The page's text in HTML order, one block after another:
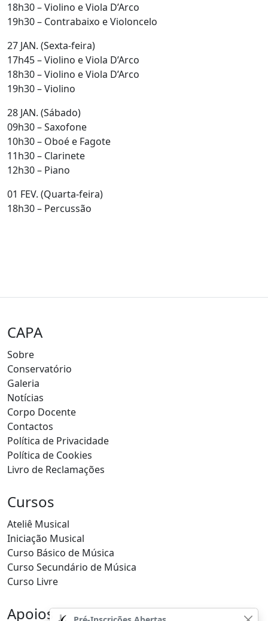
18h30 – Violino e Viola D’Arco
19h30 – Contrabaixo e Violoncelo
27 JAN. (Sexta-feira)
17h45 – Violino e Viola D’Arco
18h30 – Violino e Viola D’Arco
19h30 – Violino
28 JAN. (Sábado)
09h30 – Saxofone
10h30 – Oboé e Fagote
11h30 – Clarinete
12h30 – Piano
01 FEV. (Quarta-feira)
18h30 – Percussão
CAPA
Sobre
Conservatório
Galeria
Notícias
Corpo Docente
Contactos
Política de Privacidade
Política de Cookies
Livro de Reclamações
Cursos
Ateliê Musical
Iniciação Musical
Curso Básico de Música
Curso Secundário de Música
Curso Livre
Apoios